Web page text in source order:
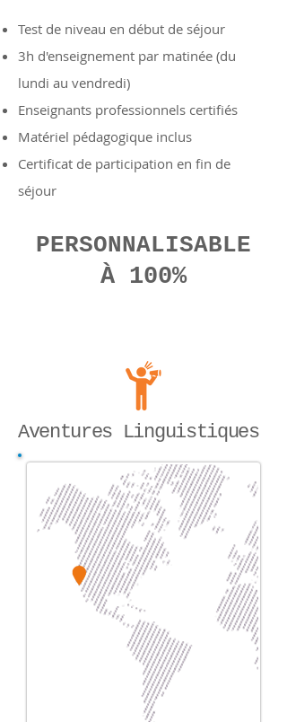
Test de niveau en début de séjour
3h d'enseignement par matinée (du
lundi au vendredi)
Enseignants professionnels certifiés
Matériel pédagogique inclus
Certificat de participation en fin de
séjour
PERSONNALISABLE
À 100%
Aventures Linguistiques